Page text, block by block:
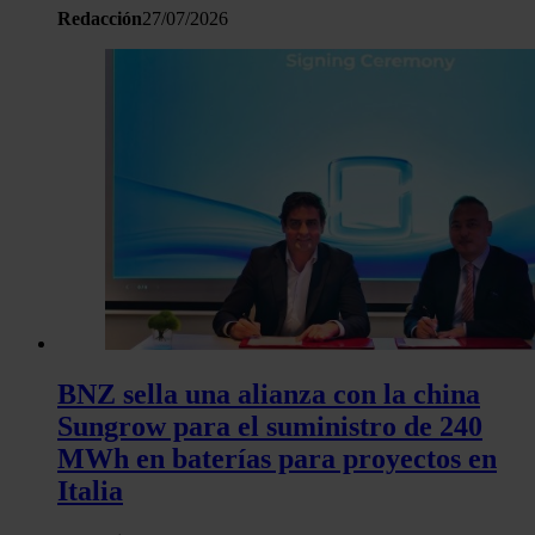
Redacción27/07/2026
BNZ sella una alianza con la china
Sungrow para el suministro de 240
MWh en baterías para proyectos en
Italia